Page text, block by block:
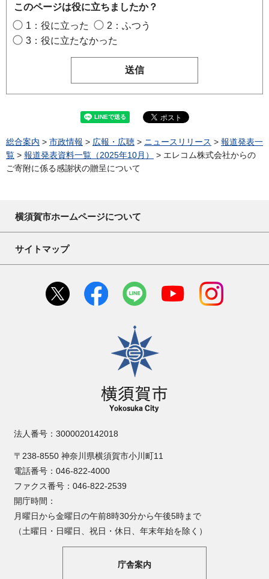
このページは役に立ちましたか？
1：役に立った
2：ふつう
3：役に立たなかった
総合案内 > 市政情報 > 広報・広聴 > ニュースリリース > 報道発表一
覧 > 報道発表資料一覧（2025年10月）
> エレコム株式会社からの
ご寄附に係る感謝状の贈呈について
横須賀市ホームページについて
サイトマップ
横須賀市
法人番号：3000020142018
〒238-8550 神奈川県横須賀市小川町11
電話番号：046-822-4000
ファクス番号：046-822-2539
開庁時間：
月曜日から金曜日の午前8時30分から午後5時まで
（土曜日・日曜日、祝日・休日、年末年始を除く）
庁舎案内